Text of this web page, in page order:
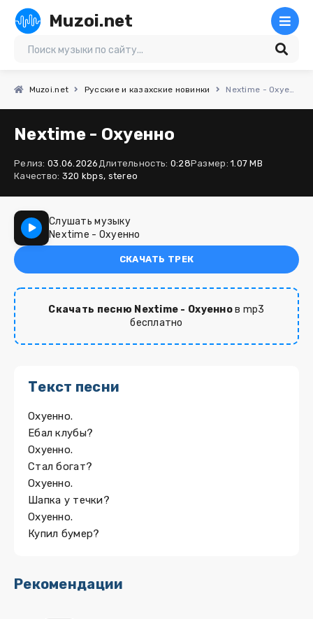
Muzoi.net
Muzoi.net Русские и казахские новинки Nextime - Охуенно
Nextime - Охуенно
Релиз: 03.06.2026Длительность: 0:28Размер: 1.07 MB
Качество: 320 kbps, stereo
Слушать музыку
Nextime - Охуенно
СКАЧАТЬ ТРЕК
Скачать песню Nextime - Охуеннов mp3
бесплатно
Текст песни
Охуенно.
Ебал клубы?
Охуенно.
Стал богат?
Охуенно.
Шапка у течки?
Охуенно.
Купил бумер?
Рекомендации